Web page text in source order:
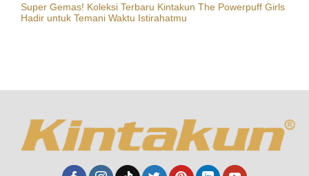
Super Gemas! Koleksi Terbaru Kintakun The Powerpuff Girls
Hadir untuk Temani Waktu Istirahatmu